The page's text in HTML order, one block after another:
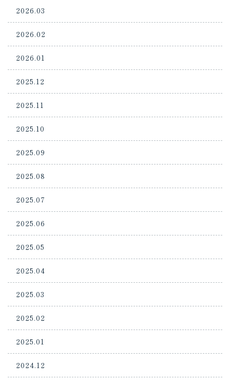
2026.03
2026.02
2026.01
2025.12
2025.11
2025.10
2025.09
2025.08
2025.07
2025.06
2025.05
2025.04
2025.03
2025.02
2025.01
2024.12